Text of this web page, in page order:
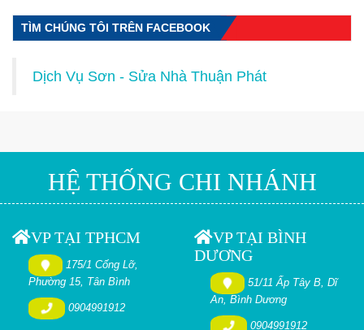
TÌM CHÚNG TÔI TRÊN FACEBOOK
Dịch Vụ Sơn - Sửa Nhà Thuận Phát
HỆ THỐNG CHI NHÁNH
VP TẠI TPHCM
175/1 Cống Lỡ,
Phường 15, Tân Bình
0904991912
VP TẠI BÌNH
DƯƠNG
51/11 Ấp Tây B, Dĩ
An, Bình Dương
0904991912